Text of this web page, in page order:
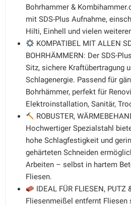
Bohrhammer &
mit SDS-Plus Aufnahme,
Hilti, Einhell und vielen
KOMPATIBEL MIT ALLEN
BOHRHÄMMERN: Der SDS-
Sitz, sichere Kraftübertragung
Schlagenergie. Passend für
Bohrhämmer, perfekt für
Elektroinstallation, Sanitär,
ROBUSTER,
Hochwertiger Spezialstahl
hohe Schlagfestigkeit und
gehärteten Schneiden
Arbeiten – selbst in hartem
Fliesen.
IDEAL FÜR FLIESEN, PUTZ
Fliesenmeißel entfernt Fliesen